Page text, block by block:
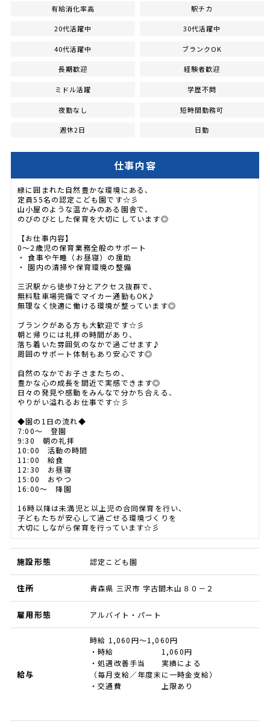
有給消化率高 駅チカ
20代活躍中 30代活躍中
40代活躍中 ブランクOK
長期歓迎 経験者歓迎
ミドル活躍 学歴不問
夜勤なし 短時間勤務可
週休2日 日勤
仕事内容
緑に囲まれた自然豊かな環境にある、
定員55名の認定こども園です☆彡
山小屋のような温かみのある園舎で、
のびのびとした保育を大切にしています◎
【お仕事内容】
0～2歳児の保育業務全般のサポート
・ 食事や午睡（お昼寝）の援助
・ 園内の清掃や保育環境の整備
三沢駅から徒歩7分とアクセス抜群で、
無料駐車場完備でマイカー通勤もOK♪
無理なく快適に働ける環境が整っています◎
ブランクがある方も大歓迎です☆彡
朝と帰りには礼拝の時間があり、
落ち着いた雰囲気のなかで過ごせます♪
周囲のサポート体制もあり安心です◎
自然のなかでお子さまたちの、
豊かな心の成長を間近で実感できます◎
日々の発見や感動をみんなで分かち合える、
やりがい溢れるお仕事です☆彡
◆園の1日の流れ◆
7:00～ 登園
9:30 朝の礼拝
10:00 活動の時間
11:00 給食
12:30 お昼寝
15:00 おやつ
16:00～ 降園
16時以降は未満児と以上児の合同保育を行い、
子どもたちが安心して過ごせる環境づくりを
大切にしながら保育を行っています☆彡
施設形態 認定こども園
住所 青森県 三沢市 字古間木山８０－２
雇用形態 アルバイト・パート
給与
時給 1,060円～1,060円
・時給 1,060円
・処遇改善手当 実績による
（毎月支給／年度末に一時金支給）
・交通費 上限あり